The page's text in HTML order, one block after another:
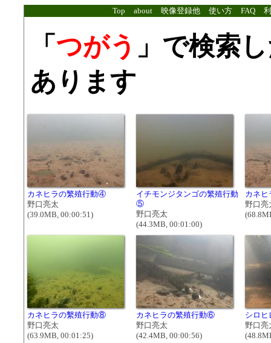
Top about 映像登録他 使い方 FAQ
「 つがう 」で検索
あります
カネヒラの繁殖行動④
野口亮太
(39.0MB, 00:00:51)
イチモンジタンゴの繁殖行動
⑤
野口亮太
(44.3MB, 00:01:00)
カネ
野口亮
カネヒラの繫殖行動⑧
野口亮太
(63.9MB, 00:01:25)
カネヒラの繁殖行動⑥
野口亮太
(42.4MB, 00:00:56)
シロ
野口亮